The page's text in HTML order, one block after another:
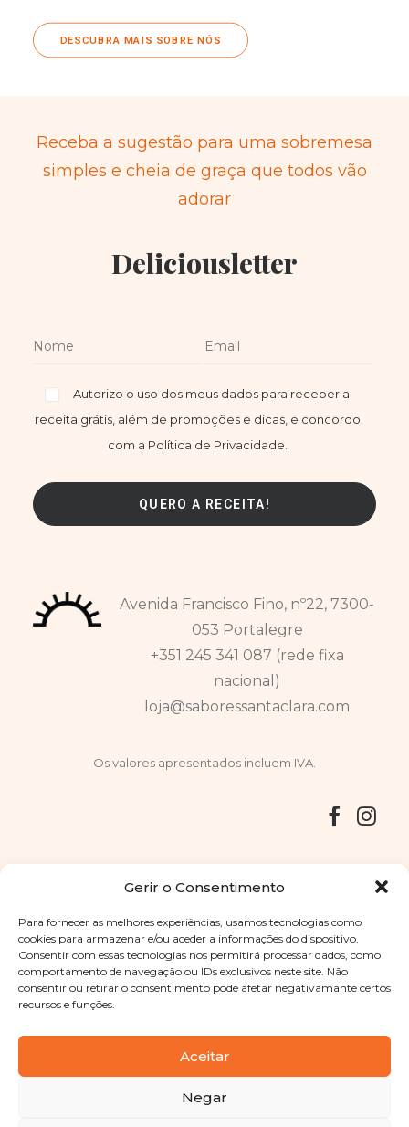
Gerir o Consentimento
Para fornecer as melhores experiências, usamos tecnologias como
cookies para armazenar e/ou aceder a informações do dispositivo.
Consentir com essas tecnologias nos permitirá processar dados, como
comportamento de navegação ou IDs exclusivos neste site. Não
consentir ou retirar o consentimento pode afetar negativamante certos
recursos e funções.
Aceitar
Negar
DESCUBRA MAIS SOBRE NÓS
Receba a sugestão para uma sobremesa
simples e cheia de graça que todos vão
adorar
Deliciousletter
Autorizo o uso dos meus dados para receber a
receita grátis, além de promoções e dicas, e concordo
com a Política de Privacidade.
Avenida Francisco Fino, nº22, 7300-
053 Portalegre
+351 245 341 087 (rede fixa
nacional)
loja@saboressantaclara.com
Os valores apresentados incluem IVA.
Copyright © 2025 Sabores Santa Clara
. Todos os direitos
reservadosPolítica de Privacidade |Termos e condições
Designed byShift Your Branding Agency